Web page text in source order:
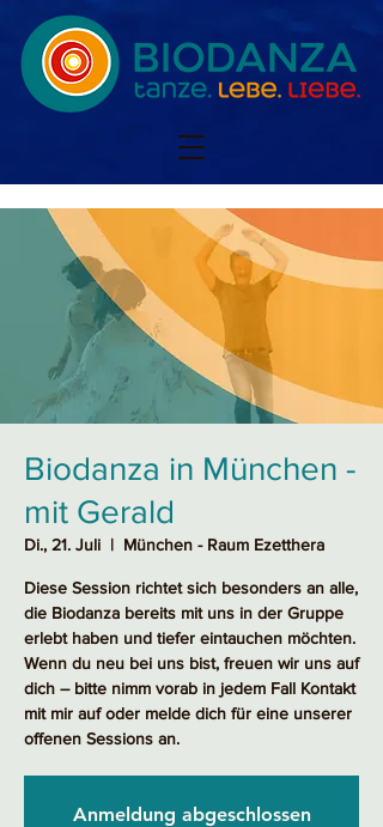
Biodanza in München -
mit Gerald
Di., 21. Juli
  |
München - Raum Ezetthera
Diese Session richtet sich besonders an alle,
die Biodanza bereits mit uns in der Gruppe
erlebt haben und tiefer eintauchen möchten.
Wenn du neu bei uns bist, freuen wir uns auf
dich – bitte nimm vorab in jedem Fall Kontakt
mit mir auf oder melde dich für eine unserer
offenen Sessions an.
Anmeldung abgeschlossen